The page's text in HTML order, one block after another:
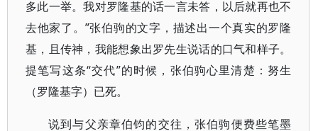
多此一举。我对罗隆基的话一言未答，以后就再也不
去他家了。”张伯驹的文字，描述出一个真实的罗隆
基，且传神，我能想象出罗先生说话的口气和样子。
提笔写这条“交代”的时候，张伯驹心里清楚：努生
（罗隆基字）已死。
说到与父亲章伯钧的交往，张伯驹便费些笔墨